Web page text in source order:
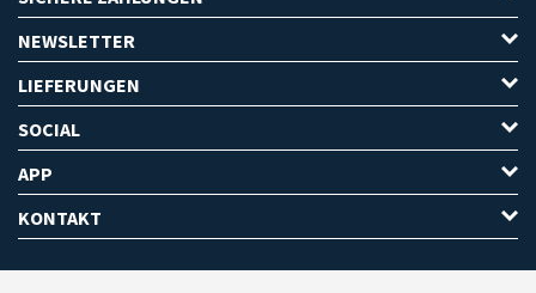
NEWSLETTER
LIEFERUNGEN
SOCIAL
APP
KONTAKT